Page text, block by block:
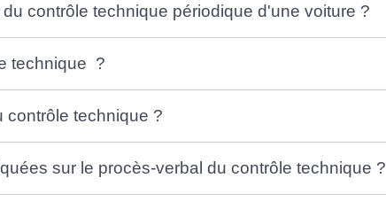
contrôle technique périodique d'une voiture ?
technique ?
contrôle technique ?
sur le procès-verbal du contrôle technique ?